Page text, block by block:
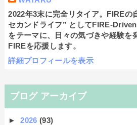
2022年3末に完全リタイア。FIREの
セカンドライフ” としてFIRE-
をテーマに、日々の気づきや経験を
FIREを応援します。
詳細プロフィールを表示
ブログ アーカイブ
►2026(93)